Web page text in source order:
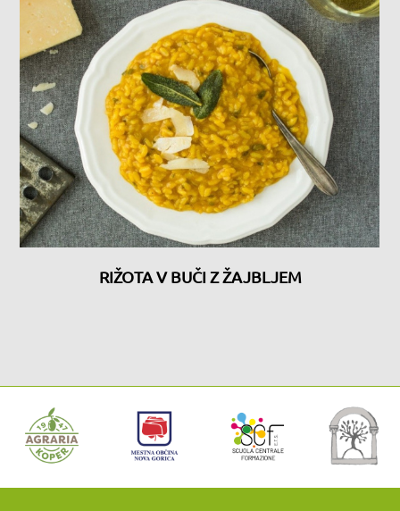
RIŽOTA V BUČI Z ŽAJBLJEM